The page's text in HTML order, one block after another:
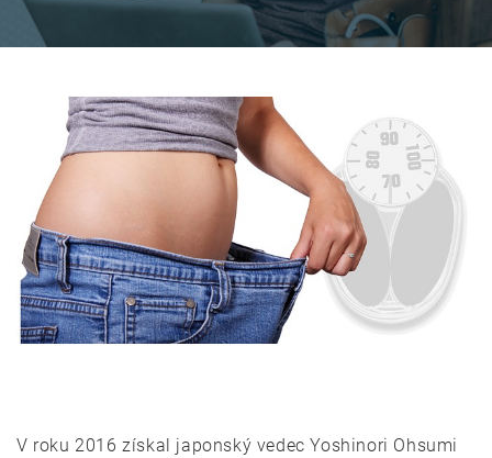
V roku 2016 získal japonský vedec Yoshinori Ohsumi